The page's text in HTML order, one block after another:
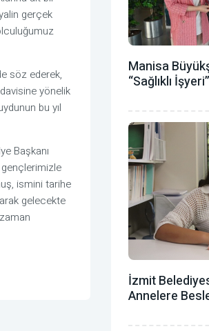
gerçek
söz ederek,
yönelik
bu yıl
Başkanı
gençlerimizle
ismini tarihe
gelecekte
Manisa
“Sağlıklı
İzmit
Annelere